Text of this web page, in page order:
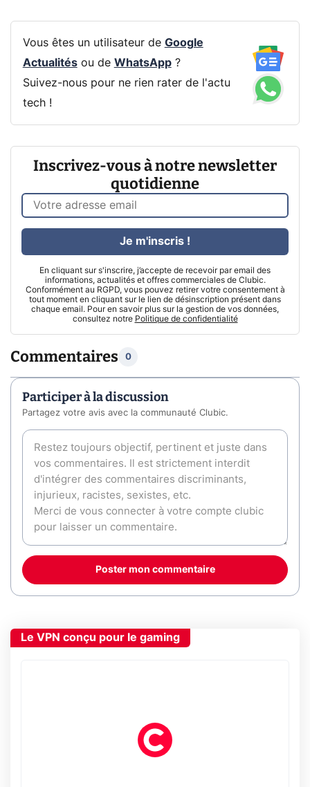
Vous êtes un utilisateur de Google
Actualitésou de WhatsApp?
Suivez-nous pour ne rien rater de l'actu
tech !
Inscrivez-vous à notre newsletter
quotidienne
En cliquant sur s'inscrire, j’accepte de recevoir par email des
informations, actualités et offres commerciales de Clubic.
Conformément au RGPD, vous pouvez retirer votre consentement à
tout moment en cliquant sur le lien de désinscription présent dans
chaque email. Pour en savoir plus sur la gestion de vos données,
consultez notre Politique de confidentialité
Je m'inscris !
Commentaires 0
Participer à la discussion
Partagez votre avis avec la communauté Clubic.
Poster mon commentaire
Le VPN conçu pour le gaming